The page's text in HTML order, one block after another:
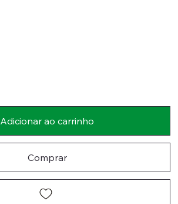
Adicionar ao carrinho
Comprar